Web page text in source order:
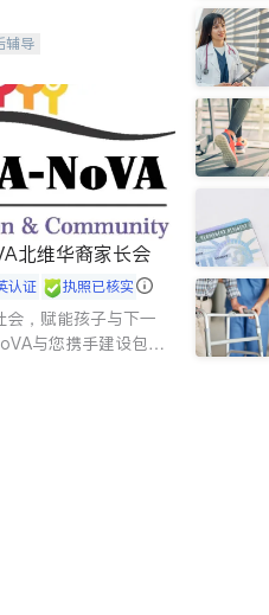
辅导
北维华裔家长会
认证 执照已核实
会，赋能孩子与下一
与您携手建设包